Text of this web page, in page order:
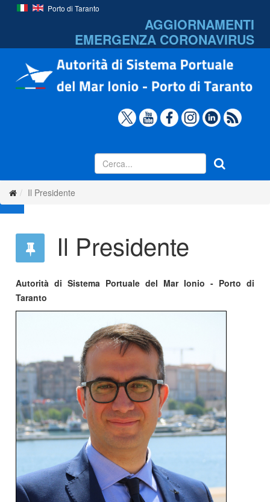
Porto di Taranto
AGGIORNAMENTI
EMERGENZA CORONAVIRUS
Il Presidente
Il Presidente
Autorità di Sistema Portuale del Mar Ionio - Porto di
Taranto